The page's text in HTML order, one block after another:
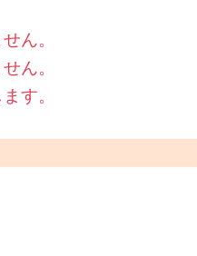
ん。
ん。
す。